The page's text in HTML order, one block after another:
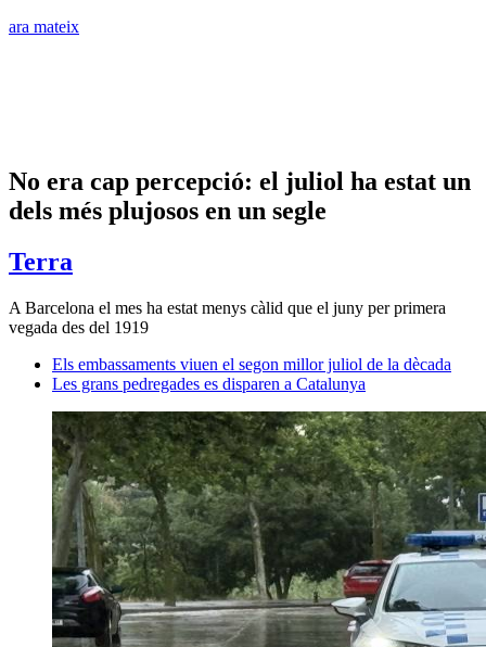
ara mateix
No era cap percepció: el juliol ha estat un
dels més plujosos en un segle
Terra
A Barcelona el mes ha estat menys càlid que el juny per primera
vegada des del 1919
Els embassaments viuen el segon millor juliol de la dècada
Les grans pedregades es disparen a Catalunya